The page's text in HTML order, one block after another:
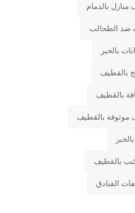
بالدمام
ضد الطحالب
بالخبر
بالقطيف
بالقطيف
موثوقة بالقطيف
بالقطيف
الفنادق